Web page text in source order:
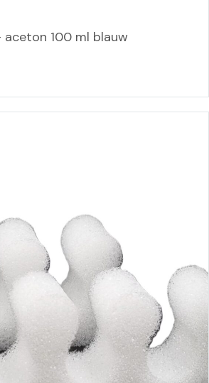
aceton 100 ml blauw